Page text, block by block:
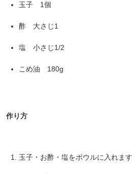
玉子 1個
酢 大さじ1
塩 小さじ1/2
こめ油 180g
作り方
玉子・お酢・塩をボウルに入れます